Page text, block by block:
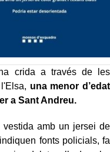
crida a través de les
una menor d’edat
a Sant Andreu.
vestida amb un jersei de
fonts policials, fa